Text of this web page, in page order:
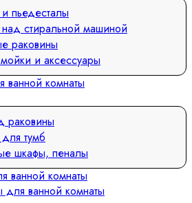
пьедесталы
стиральной машиной
раковины
и аксессуары
комнаты
раковины
тумб
шкафы, пеналы
ванной комнаты
для ванной комнаты